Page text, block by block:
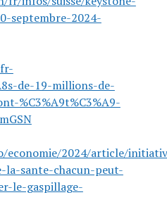
septembre-2024-
de-19-millions-de-
%C3%A9t%C3%A9-
economie/2024/article/
la-sante-chacun-peut-
le-gaspillage-